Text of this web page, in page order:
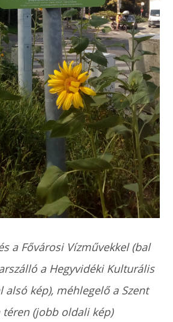
a Fővárosi Vízművekkel (bal
a Hegyvidéki Kulturális
alsó kép), méhlegelő a Szent
téren (jobb oldali kép)